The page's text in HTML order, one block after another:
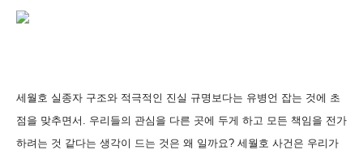
세월호 실종자 구조와 적극적인 진실 규명보다는 유병언 잡는 것에 초
점을 맞추면서. 우리들의 관심을 다른 곳에 두게 하고 모든 책임을 전가
하려는 것 같다는 생각이 드는 것은 왜 일까요? 세월호 사건은 우리가